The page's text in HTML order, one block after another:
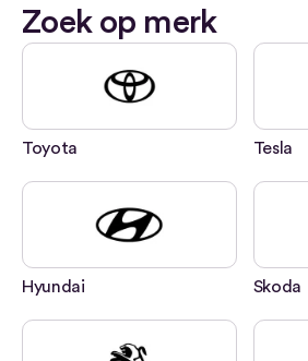
Zoek op merk
Toyota Tesla
Hyundai Skoda